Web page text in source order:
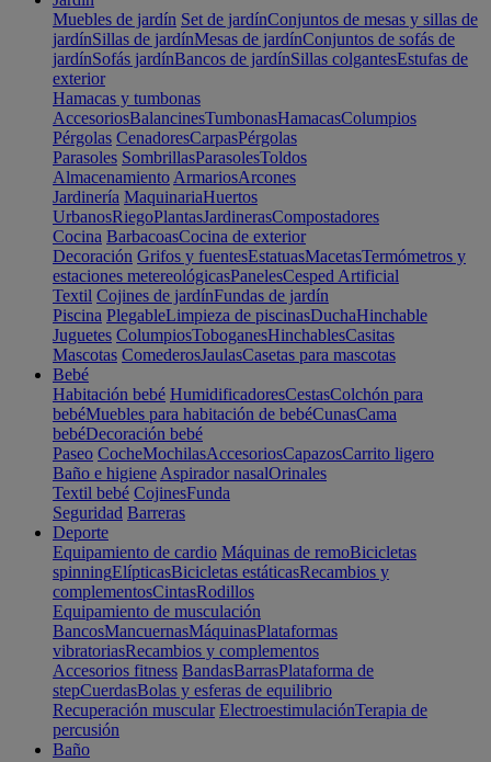
Muebles de jardín Set de jardínConjuntos de mesas y sillas de
jardínSillas de jardínMesas de jardínConjuntos de sofás de
jardínSofás jardínBancos de jardínSillas colgantesEstufas de
exterior
Hamacas y tumbonas
AccesoriosBalancinesTumbonasHamacasColumpios
Pérgolas CenadoresCarpasPérgolas
Parasoles SombrillasParasolesToldos
Almacenamiento ArmariosArcones
Jardinería MaquinariaHuertos
UrbanosRiegoPlantasJardinerasCompostadores
Cocina BarbacoasCocina de exterior
Decoración Grifos y fuentesEstatuasMacetasTermómetros y
estaciones metereológicasPanelesCesped Artificial
Textil Cojines de jardínFundas de jardín
Piscina PlegableLimpieza de piscinasDuchaHinchable
Juguetes ColumpiosToboganesHinchablesCasitas
Mascotas ComederosJaulasCasetas para mascotas
Bebé
Habitación bebé HumidificadoresCestasColchón para
bebéMuebles para habitación de bebéCunasCama
bebéDecoración bebé
Paseo CocheMochilasAccesoriosCapazosCarrito ligero
Baño e higiene Aspirador nasalOrinales
Textil bebé CojinesFunda
Seguridad Barreras
Deporte
Equipamiento de cardio Máquinas de remoBicicletas
spinningElípticasBicicletas estáticasRecambios y
complementosCintasRodillos
Equipamiento de musculación
BancosMancuernasMáquinasPlataformas
vibratoriasRecambios y complementos
Accesorios fitness BandasBarrasPlataforma de
stepCuerdasBolas y esferas de equilibrio
Recuperación muscular ElectroestimulaciónTerapia de
percusión
Baño